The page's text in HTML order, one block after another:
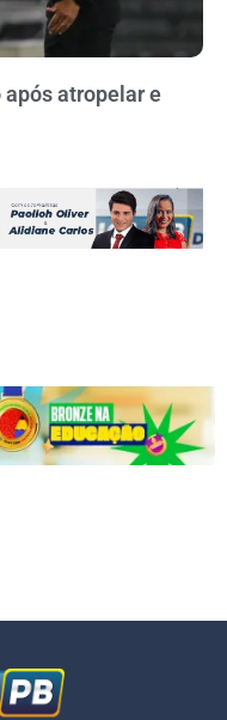
após atropelar e